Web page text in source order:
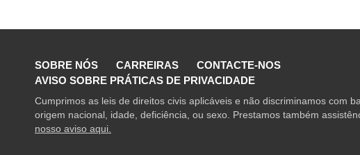
SOBRE NÓS CARREIRAS
CONTACTE-NOS
AVISO SOBRE PRÁTICAS DE PRIVACIDADE
Cumprimos as leis de direitos civis aplicáveis e não discriminamos com
origem nacional, idade, deficiência, ou sexo. Prestamos também
nosso aviso aqui.